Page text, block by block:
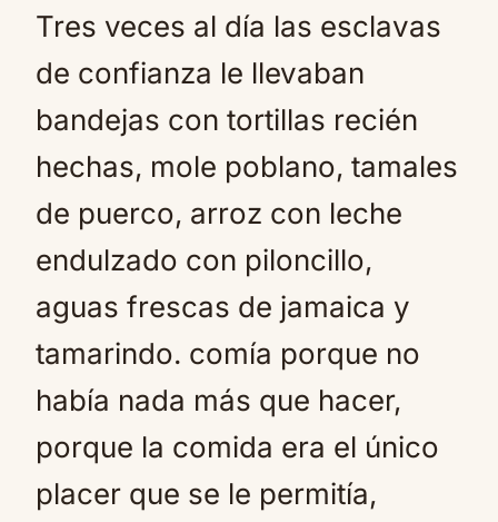
Tres veces al día las esclavas
de confianza le llevaban
bandejas con tortillas recién
hechas, mole poblano, tamales
de puerco, arroz con leche
endulzado con piloncillo,
aguas frescas de jamaica y
tamarindo. comía porque no
había nada más que hacer,
porque la comida era el único
placer que se le permitía,